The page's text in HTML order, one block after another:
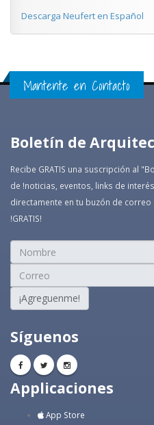
Descarga Neufert en Español
Mantente en Contacto
Boletín de
Recibe GRATIS una suscripción al
de !noticias, eventos, links de
directamente en tu buzón de
!GRATIS!
¡Agreguenme!
Síguenos
Applicaciones
App Store